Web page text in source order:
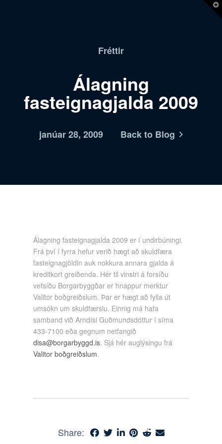
Fréttir
Álagning
fasteignagjalda 2009
janúar 28, 2009 Back to Blog
Álagning fasteignagjalda 2009 er í undirbúningi.
Frá því í fyrra hefur verið hægt að skuldfæra
fasteignagjöldin auk nokkura annara gjalda á
kreditkort greiðenda. Hér til vinstri á forsíðu
vefsíðu Borgarbyggðar er hnappur merktur
Valitor boðgreiðslum. Þar er hægt að fylla út
umsókn um skuldfærslu. Einnig má hafa
samband við Arndísi Guðmundsdóttur í síma
433-7100 eða gegnum netfangið
disa@borgarbyggd.is. Sjá hér auglýsingu frá
Valitor boðgreiðslum.
Share: